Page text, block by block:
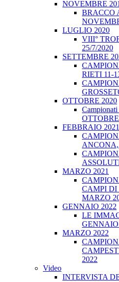
NOVEMBRE
BRACCO
LUGLIO 2020
VIII°
25/7/2020
SETTEMBRE
RIETI 11-
OTTOBRE 2020
OTTOBRE
FEBBRAIO 2021
ANCONA,
MARZO 2021
CAMPI DI
MARZO
GENNAIO 2022
LE
GENNAIO
MARZO 2022
2022
Video
INTERVISTA